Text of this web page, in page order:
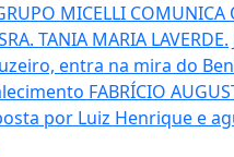
MICELLI COMUNICA
TANIA MARIA LAVERDE.
entra na mira do
FABRÍCIO
por Luiz Henrique e